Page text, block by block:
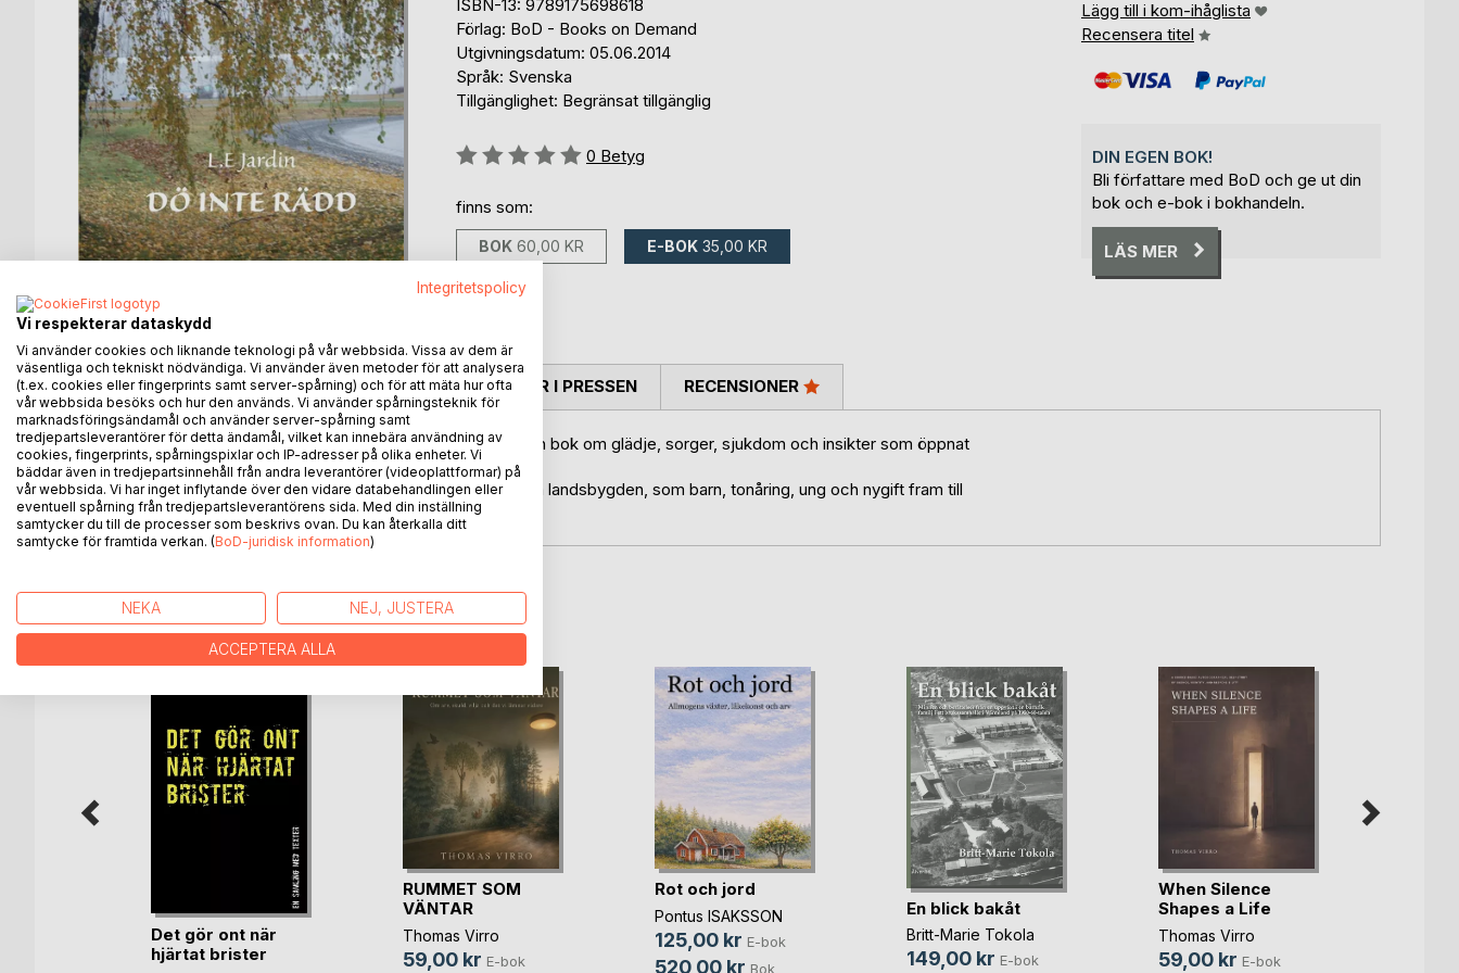
ISBN-13: 9789175698618
Förlag: BoD - Books on Demand
Utgivningsdatum: 05.06.2014
Språk: Svenska
Tillgänglighet: Begränsat tillgänglig
Betyg::
0 Betyg
finns som:
BOK 60,00 KR E-BOK 35,00 KR
Lägg till i kom-ihåglista
Recensera titel
DIN EGEN BOK!
Bli författare med BoD och ge ut din
bok och e-bok i bokhandeln.
LÄS MER
BESKRIVNING
En kvinnas livsresa från tidigt 40-tal fram till idag. Det är en bok om glädje, sorger, sjukdom och insikter som öppnat
ögonen för tusenåriga hemligheter.
Men främst handlar boken om en vardag i den norrländska landsbygden, som barn, tonåring, ung och nygift fram till
uppbrott och kraftsamling till nya tag.
FÖRFATTARE KOMMENTARER I PRESSEN RECENSIONER
ANDRA TITLAR HOSBoD
Det gör ont när
hjärtat brister
RUMMET SOM
VÄNTAR
Thomas Virro
59,00 kr E-bok
Rot och jord
Pontus ISAKSSON
125,00 kr E-bok
520,00 kr Bok
En blick bakåt
Britt-Marie Tokola
149,00 kr E-bok
When Silence
Shapes a Life
Thomas Virro
59,00 kr E-bok
Integritetspolicy
Vi respekterar dataskydd
Vi använder cookies och liknande teknologi på vår webbsida. Vissa av dem är
väsentliga och tekniskt nödvändiga. Vi använder även metoder för att analysera
(t.ex. cookies eller fingerprints samt server-spårning) och för att mäta hur ofta
vår webbsida besöks och hur den används. Vi använder spårningsteknik för
marknadsföringsändamål och använder server-spårning samt
tredjepartsleverantörer för detta ändamål, vilket kan innebära användning av
cookies, fingerprints, spårningspixlar och IP-adresser på olika enheter. Vi
bäddar även in tredjepartsinnehåll från andra leverantörer (videoplattformar) på
vår webbsida. Vi har inget inflytande över den vidare databehandlingen eller
eventuell spårning från tredjepartsleverantörens sida. Med din inställning
samtycker du till de processer som beskrivs ovan. Du kan återkalla ditt
samtycke för framtida verkan. (BoD-juridisk information)
NEKA NEJ, JUSTERA
ACCEPTERA ALLA